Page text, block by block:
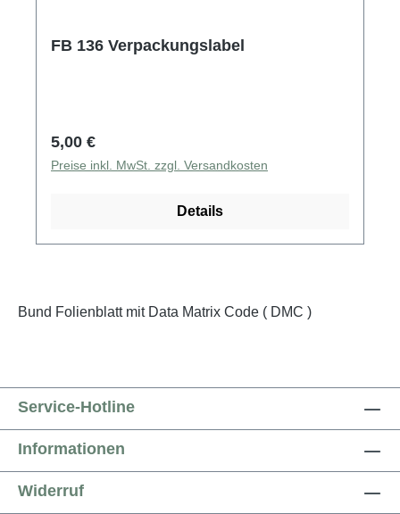
FB 136 Verpackungslabel
Regulärer Preis:
5,00 €
Preise inkl. MwSt. zzgl. Versandkosten
Details
Bund Folienblatt mit Data Matrix Code ( DMC )
Service-Hotline
Informationen
Widerruf